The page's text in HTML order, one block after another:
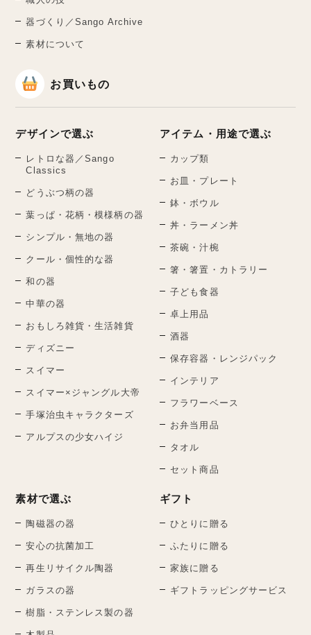
器づくり／Sango Archive
素材について
お買いもの
デザインで選ぶ
レトロな器／Sango
Classics
どうぶつ柄の器
葉っぱ・花柄・模様柄の器
シンプル・無地の器
クール・個性的な器
和の器
中華の器
おもしろ雑貨・生活雑貨
ディズニー
スイマー
スイマー×ジャングル大帝
手塚治虫キャラクターズ
アルプスの少女ハイジ
アイテム・用途で選ぶ
カップ類
お皿・プレート
鉢・ボウル
丼・ラーメン丼
茶碗・汁椀
箸・箸置・カトラリー
子ども食器
卓上用品
酒器
保存容器・レンジパック
インテリア
フラワーベース
お弁当用品
タオル
セット商品
素材で選ぶ
陶磁器の器
安心の抗菌加工
再生リサイクル陶器
ガラスの器
樹脂・ステンレス製の器
ギフト
ひとりに贈る
ふたりに贈る
家族に贈る
ギフトラッピングサービス